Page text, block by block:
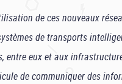
de ces nouveaux
de transports
entre eux et aux
de communiquer des